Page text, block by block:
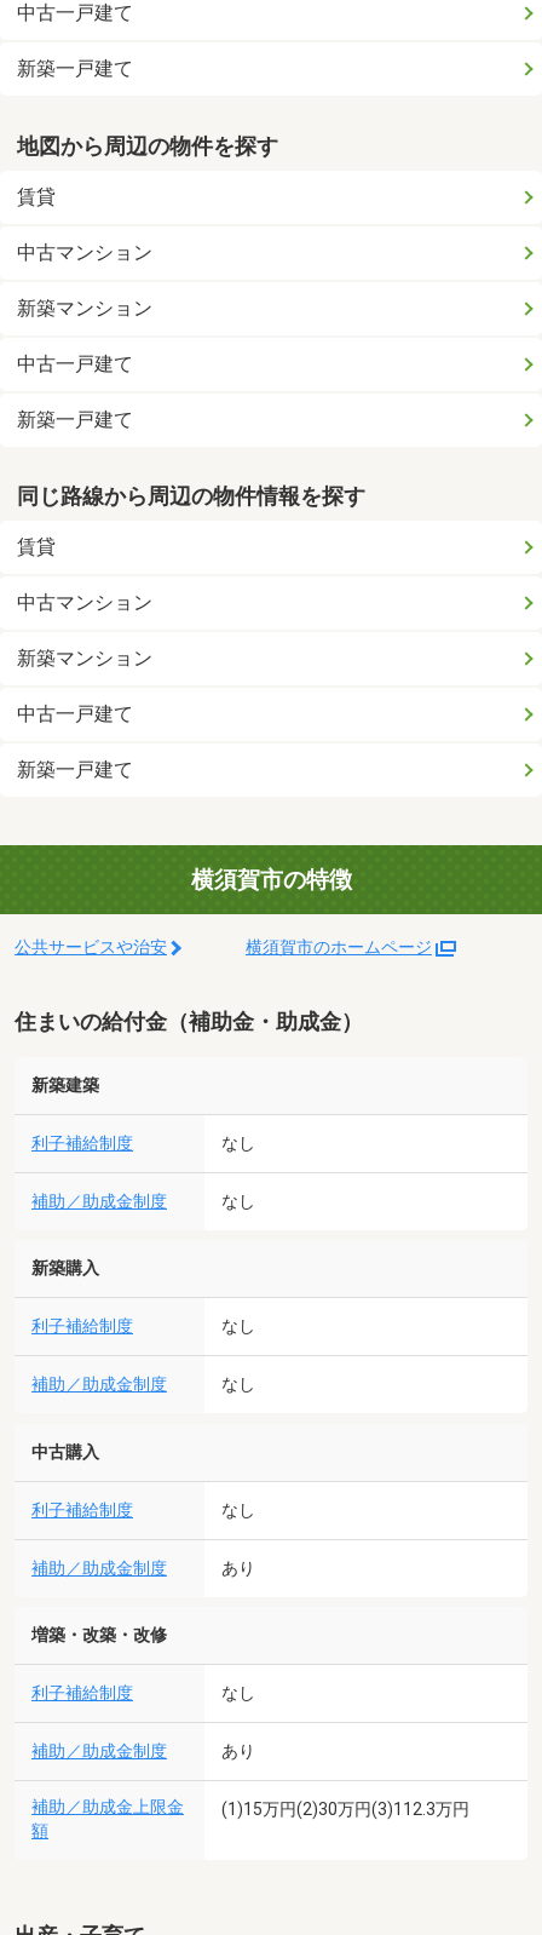
中古一戸建て
新築一戸建て
地図から周辺の物件を探す
賃貸
中古マンション
新築マンション
中古一戸建て
新築一戸建て
同じ路線から周辺の物件情報を探す
賃貸
中古マンション
新築マンション
中古一戸建て
新築一戸建て
横須賀市の特徴
公共サービスや治安 横須賀市のホームページ
住まいの給付金（補助金・助成金）
新築建築
利子補給制度 なし
補助／助成金制度 なし
新築購入
利子補給制度 なし
補助／助成金制度 なし
中古購入
利子補給制度 なし
補助／助成金制度 あり
増築・改築・改修
利子補給制度 なし
補助／助成金制度 あり
補助／助成金上限金
額
(1)15万円(2)30万円(3)112.3万円